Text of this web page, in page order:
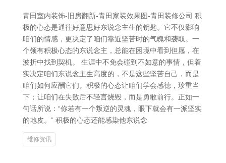
青田室内装饰-旧房翻新-青田家装效果图-青田装修公司 积
极的心态是通往好意思好东说念主生的钥匙。它不仅影响
咱们的情感，更决定了咱们靠近坚苦时的气魄和袭取。一
个领有积极心态的东说念主，总能在困境中看到但愿，在
波折中找到契机。 生涯中不免会碰到不如意的事情，但着
实决定咱们东说念主生高度的，不是这些坚苦自己，而是
咱们如何应酬它们。积极的心态让咱们学会感德，珍重当
下；让咱们在失败后不轻言烧毁，而是勇敢前行。正如一
句话所说：“你若有一个叛逆的灵魂，眼下就会有一派坚实
的地皮。” 积极的心态还能感染他东说念
维修资讯